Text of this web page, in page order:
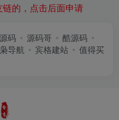
的，点击后面申请
码 源码哥
酷源码
导航 宾格建站
值得买